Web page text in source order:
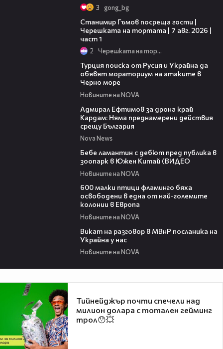
3 gong_bg
Станимир Гъмов посреща гости |
Черешката на тортата | 7 авг. 2026 |
част 1
2 Черешката на тортата
Турция поиска от Русия и Украйна да
обявят мораториум на атаките в
Черно море
Новините на NOVA
Адмирал Ефтимов за дрона край
Кардам: Няма преднамерени действия
срещу България
Nova News
Бебе ламантин с дебют пред публика в
зоопарк в Южен Китай (ВИДЕО
Новините на NOVA
600 малки птици фламинго бяха
освободени в една от най-големите
колонии в Европа
Новините на NOVA
Викат на разговор в МВнР посланика на
Украйна у нас
Новините на NOVA
Тийнейджър почти спечели над
милион долара с тотален гейминг
трол😯💥